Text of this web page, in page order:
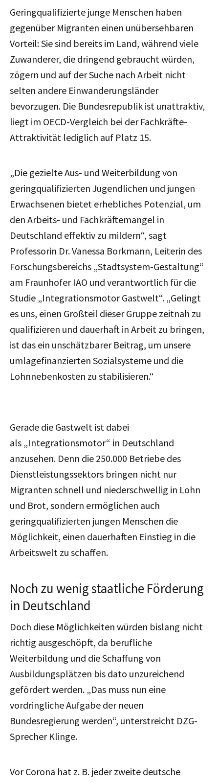
Geringqualifizierte junge Menschen haben
gegenüber Migranten einen unübersehbaren
Vorteil: Sie sind bereits im Land, während viele
Zuwanderer, die dringend gebraucht würden,
zögern und auf der Suche nach Arbeit nicht
selten andere Einwanderungsländer
bevorzugen. Die Bundesrepublik ist unattraktiv,
liegt im OECD-Vergleich bei der Fachkräfte-
Attraktivität lediglich auf Platz 15.
„Die gezielte Aus- und Weiterbildung von
geringqualifizierten Jugendlichen und jungen
Erwachsenen bietet erhebliches Potenzial, um
den Arbeits- und Fachkräftemangel in
Deutschland effektiv zu mildern“, sagt
Professorin Dr. Vanessa Borkmann, Leiterin des
Forschungsbereichs „Stadtsystem-Gestaltung“
am Fraunhofer IAO und verantwortlich für die
Studie „Integrationsmotor Gastwelt“. „Gelingt
es uns, einen Großteil dieser Gruppe zeitnah zu
qualifizieren und dauerhaft in Arbeit zu bringen,
ist das ein unschätzbarer Beitrag, um unsere
umlagefinanzierten Sozialsysteme und die
Lohnnebenkosten zu stabilisieren.“
Gerade die Gastwelt ist dabei
als „Integrationsmotor“ in Deutschland
anzusehen. Denn die 250.000 Betriebe des
Dienstleistungssektors bringen nicht nur
Migranten schnell und niederschwellig in Lohn
und Brot, sondern ermöglichen auch
geringqualifizierten jungen Menschen die
Möglichkeit, einen dauerhaften Einstieg in die
Arbeitswelt zu schaffen.
Noch zu wenig staatliche Förderung
in Deutschland
Doch diese Möglichkeiten würden bislang nicht
richtig ausgeschöpft, da berufliche
Weiterbildung und die Schaffung von
Ausbildungsplätzen bis dato unzureichend
gefördert werden. „Das muss nun eine
vordringliche Aufgabe der neuen
Bundesregierung werden“, unterstreicht DZG-
Sprecher Klinge.
Vor Corona hat z. B. jeder zweite deutsche